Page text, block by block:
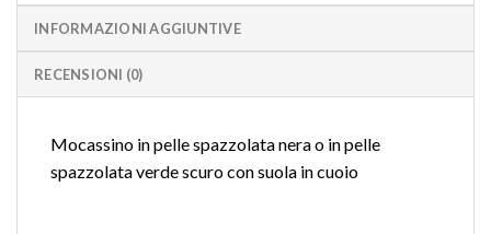
INFORMAZIONI AGGIUNTIVE
RECENSIONI (0)
Mocassino in pelle spazzolata nera o in pelle
spazzolata verde scuro con suola in cuoio